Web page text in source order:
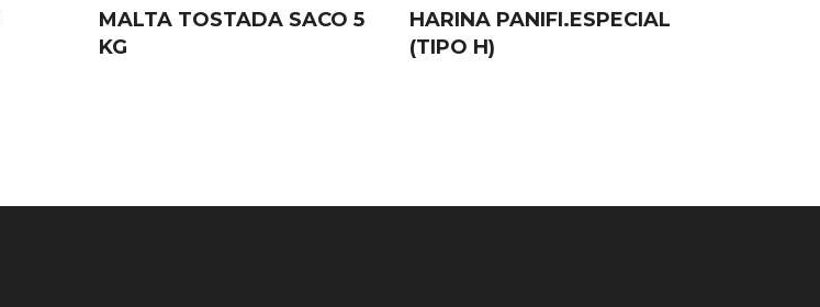
MALTA TOSTADA SACO 5
KG
HARINA PANIFI.ESPECIAL
(TIPO H)